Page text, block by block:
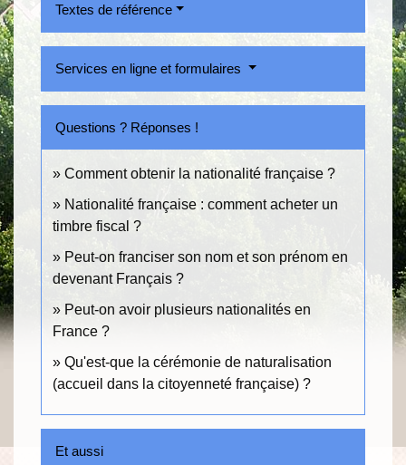
Textes de référence
Services en ligne et formulaires
Questions ? Réponses !
Comment obtenir la nationalité française ?
Nationalité française : comment acheter un
timbre fiscal ?
Peut-on franciser son nom et son prénom en
devenant Français ?
Peut-on avoir plusieurs nationalités en
France ?
Qu'est-que la cérémonie de naturalisation
(accueil dans la citoyenneté française) ?
Et aussi